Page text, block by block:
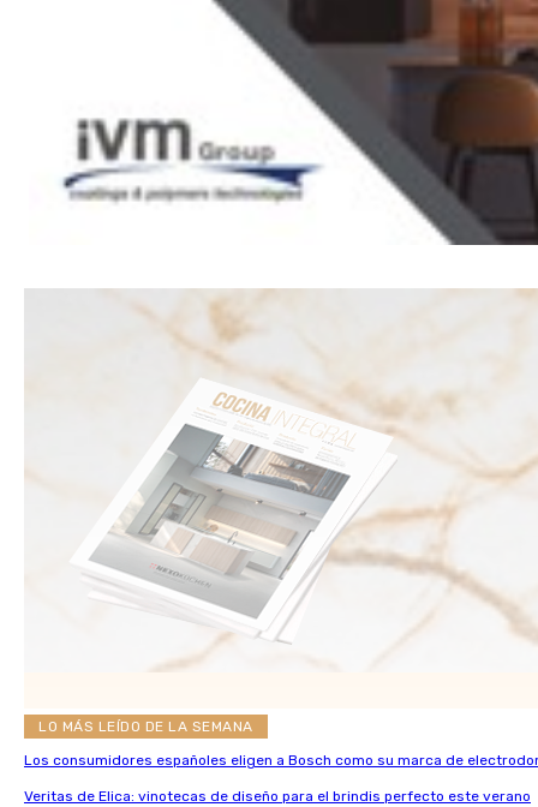
LO MÁS LEÍDO DE LA SEMANA
Los consumidores españoles eligen a Bosch como su marca de
Veritas de Elica: vinotecas de diseño para el brindis perfecto este verano